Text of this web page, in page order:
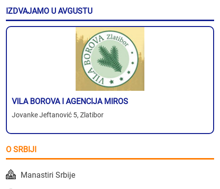
IZDVAJAMO U AVGUSTU
VILA BOROVA I AGENCIJA MIROS
Jovanke Jeftanović 5, Zlatibor
O SRBIJI
Manastiri Srbije